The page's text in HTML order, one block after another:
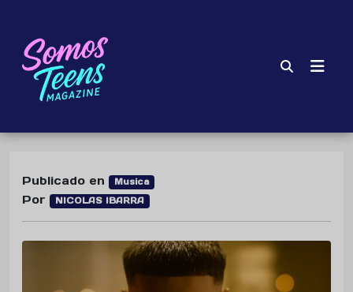
Publicado en Musica
Por NICOLAS IBARRA